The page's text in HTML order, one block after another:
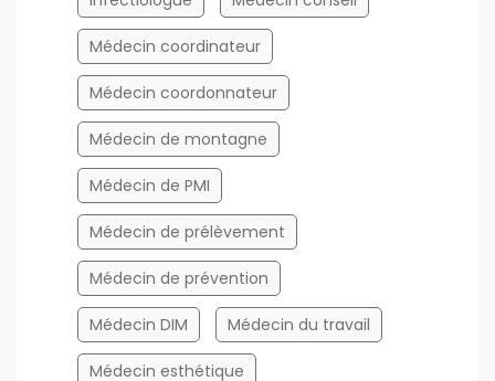
Médecin coordinateur
Médecin coordonnateur
Médecin de montagne
Médecin de PMI
Médecin de prélèvement
Médecin de prévention
Médecin DIM Médecin du travail
Médecin esthétique